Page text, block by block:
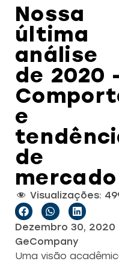
Nossa
última
análise
de 2020
e
de
mercado
Visualizações:
Dezembro 30, 2020
GeCompany
Uma visão